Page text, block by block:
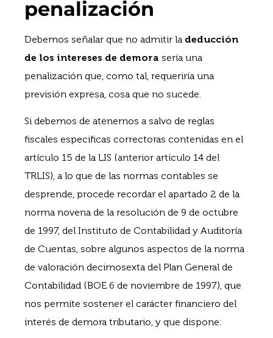
penalización
Debemos señalar que no admitir la deducción
de los intereses de demora sería una
penalización que, como tal, requeriría una
previsión expresa, cosa que no sucede.
Si debemos de atenernos a salvo de reglas
fiscales especificas correctoras contenidas en el
artículo 15 de la LIS (anterior artículo 14 del
TRLIS), a lo que de las normas contables se
desprende, procede recordar el apartado 2 de la
norma novena de la resolución de 9 de octubre
de 1997, del Instituto de Contabilidad y Auditoría
de Cuentas, sobre algunos aspectos de la norma
de valoración decimosexta del Plan General de
Contabilidad (BOE 6 de noviembre de 1997), que
nos permite sostener el carácter financiero del
interés de demora tributario, y que dispone: